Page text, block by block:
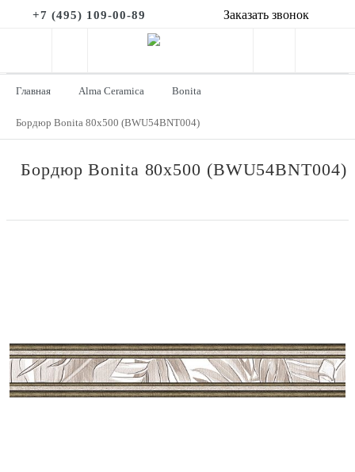
+7 (495) 109-00-89 Заказать звонок
Главная Alma Ceramica Bonita
Бордюр Bonita 80x500 (BWU54BNT004)
Бордюр Bonita 80x500 (BWU54BNT004)